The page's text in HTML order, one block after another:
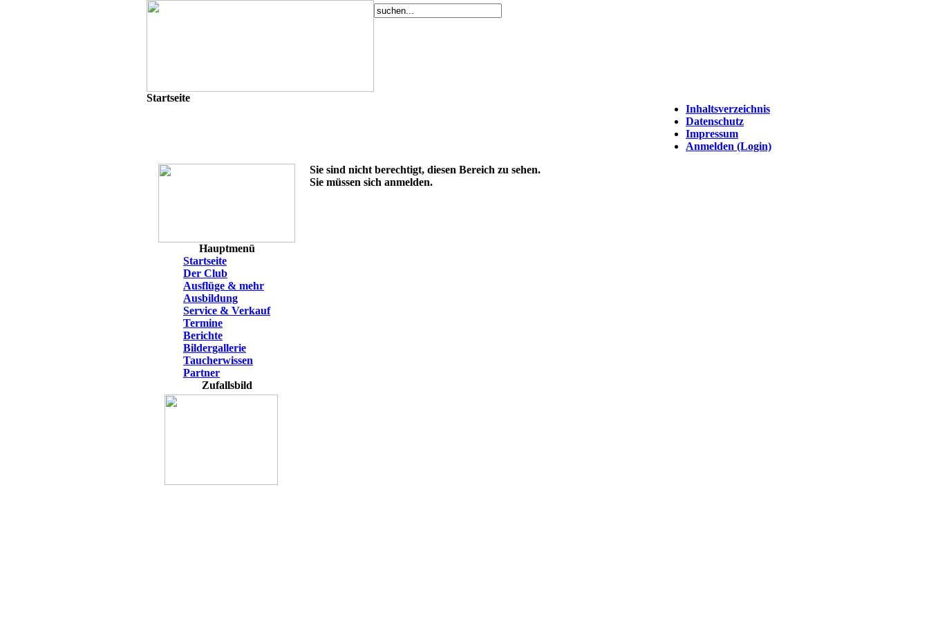
Startseite
Inhaltsverzeichnis
Datenschutz
Impressum
Anmelden (Login)
Hauptmenü
Startseite
Der Club
Ausflüge & mehr
Ausbildung
Service & Verkauf
Termine
Berichte
Bildergallerie
Taucherwissen
Partner
Zufallsbild
Sie sind nicht berechtigt, diesen Bereich zu sehen.
Sie müssen sich anmelden.